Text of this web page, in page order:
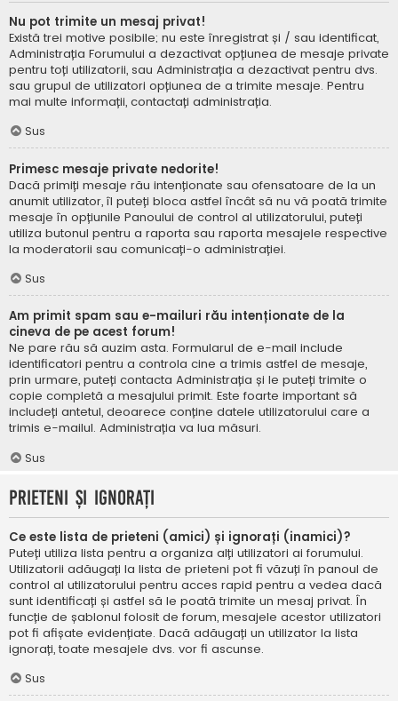
Nu pot trimite un mesaj privat!
Există trei motive posibile; nu este înregistrat și / sau identificat,
Administrația Forumului a dezactivat opțiunea de mesaje private
pentru toți utilizatorii, sau Administrația a dezactivat pentru dvs.
sau grupul de utilizatori opțiunea de a trimite mesaje. Pentru
mai multe informații, contactați administrația.
Sus
Primesc mesaje private nedorite!
Dacă primiți mesaje rău intenționate sau ofensatoare de la un
anumit utilizator, îl puteți bloca astfel încât să nu vă poată trimite
mesaje în opțiunile Panoului de control al utilizatorului, puteți
utiliza butonul pentru a raporta sau raporta mesajele respective
la moderatorii sau comunicați-o administrației.
Sus
Am primit spam sau e-mailuri rău intenționate de la
cineva de pe acest forum!
Ne pare rău să auzim asta. Formularul de e-mail include
identificatori pentru a controla cine a trimis astfel de mesaje,
prin urmare, puteți contacta Administrația și le puteți trimite o
copie completă a mesajului primit. Este foarte important să
includeți antetul, deoarece conține datele utilizatorului care a
trimis e-mailul. Administrația va lua măsuri.
Sus
Prieteni și ignorați
Ce este lista de prieteni (amici) și ignorați (inamici)?
Puteți utiliza lista pentru a organiza alți utilizatori ai forumului.
Utilizatorii adăugați la lista de prieteni pot fi văzuți în panoul de
control al utilizatorului pentru acces rapid pentru a vedea dacă
sunt identificați și astfel să le poată trimite un mesaj privat. În
funcție de șablonul folosit de forum, mesajele acestor utilizatori
pot fi afișate evidențiate. Dacă adăugați un utilizator la lista
ignorați, toate mesajele dvs. vor fi ascunse.
Sus